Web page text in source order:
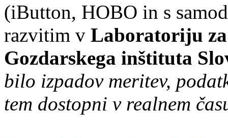
(iButton, HOBO in s
razvitim v Laboratoriju
Gozdarskega inštituta
bilo izpadov meritev,
tem dostopni v realnem